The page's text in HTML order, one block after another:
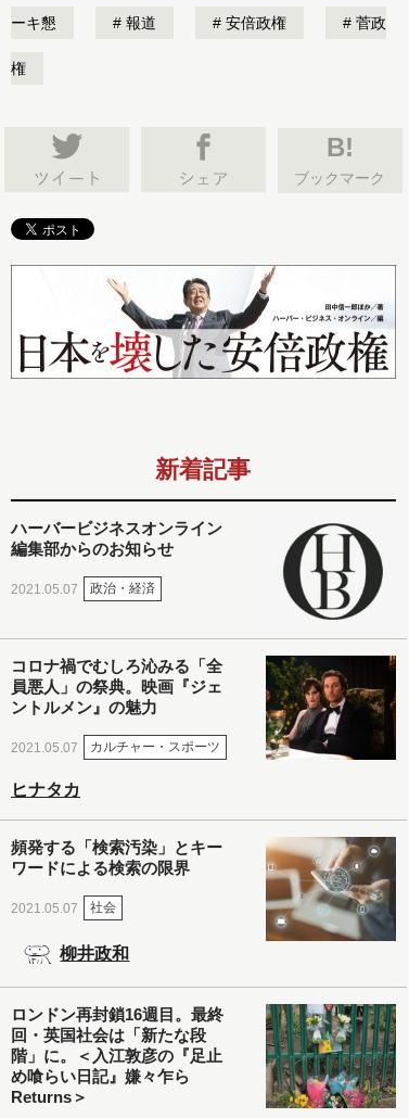
ーキ懇 報道 安倍政権 菅政
権
B!
ブックマーク
新着記事
ハーバービジネスオンライン
編集部からのお知らせ
2021.05.07 政治・経済
コロナ禍でむしろ沁みる「全
員悪人」の祭典。映画『ジェ
ントルメン』の魅力
2021.05.07 カルチャー・スポーツ
ヒナタカ
頻発する「検索汚染」とキー
ワードによる検索の限界
2021.05.07 社会
柳井政和
ロンドン再封鎖16週目。最終
回・英国社会は「新たな段
階」に。＜入江敦彦の『足止
め喰らい日記』嫌々乍ら
Returns＞